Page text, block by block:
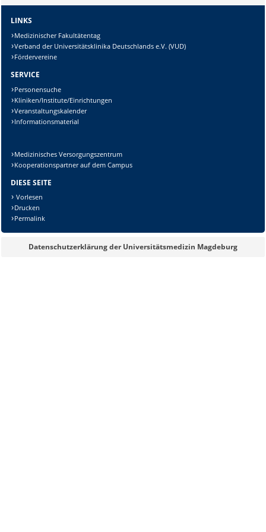
Lösung:
LINKS
Medizinischer Fakultätentag
Verband der Universitätsklinika Deutschlands e.V. (VUD)
Fördervereine
SERVICE
Personensuche
Kliniken/Institute/Einrichtungen
Veranstaltungskalender
Informationsmaterial
Medizinisches Versorgungszentrum
Kooperationspartner auf dem Campus
DIESE SEITE
Vorlesen
Drucken
Permalink
Datenschutzerklärung der Universitätsmedizin Magdeburg